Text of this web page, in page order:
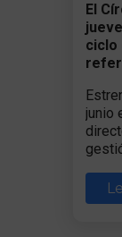
El
ciclo
junio